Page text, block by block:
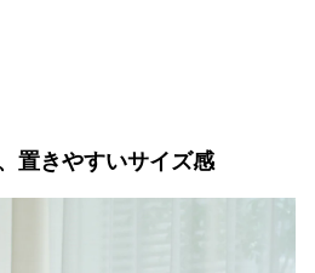
置きやすいサイズ感